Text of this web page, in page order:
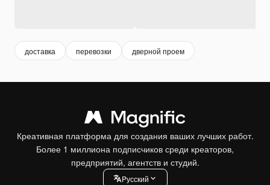
доставка перевозки дверной проем
Креативная платформа для создания ваших лучших работ.
Более 1 миллиона подписчиков среди креаторов,
предприятий, агентств и студий.
Pусский